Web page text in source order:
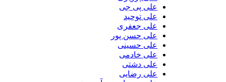
علی پی جی
علی توحید
علی جعفری
علی حسن پور
علی حسینی
علی خادمی
علی دشتی
علی رضایی